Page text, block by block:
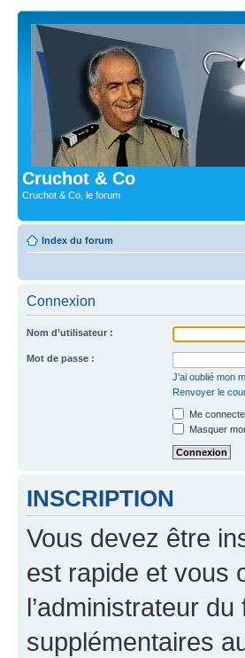
Cruchot & Co
Cruchot & Co, le forum
Index du forum
Connexion
Nom d’utilisateur :
Mot de passe :
J’ai oublié mon
Renvoyer le
Me
Masquer
INSCRIPTION
Vous devez être
est rapide et vous
l’administrateur
supplémentaires